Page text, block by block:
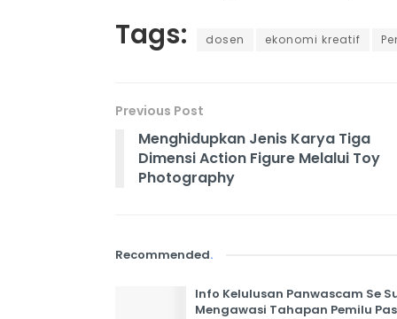
Tags: dosen ekonomi kreatif
Previous Post
Menghidupkan Jenis Karya Tiga
Dimensi Action Figure Melalui Toy
Photography
Recommended.
Info Kelulusan Panwascam Se
Mengawasi Tahapan Pemilu